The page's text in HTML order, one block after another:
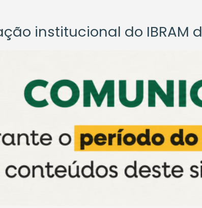
institucional do IBRAM